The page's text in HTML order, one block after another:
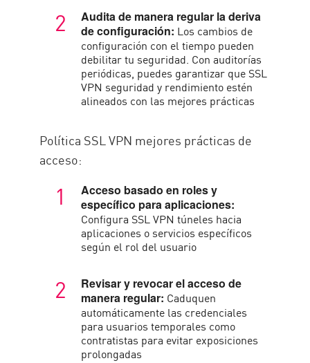
Audita de manera regular la deriva
de configuración: Los cambios de
configuración con el tiempo pueden
debilitar tu seguridad. Con auditorías
periódicas, puedes garantizar que SSL
VPN seguridad y rendimiento estén
alineados con las mejores prácticas
Política SSL VPN mejores prácticas de
acceso:
Acceso basado en roles y
específico para aplicaciones:
Configura SSL VPN túneles hacia
aplicaciones o servicios específicos
según el rol del usuario
Revisar y revocar el acceso de
manera regular: Caduquen
automáticamente las credenciales
para usuarios temporales como
contratistas para evitar exposiciones
prolongadas